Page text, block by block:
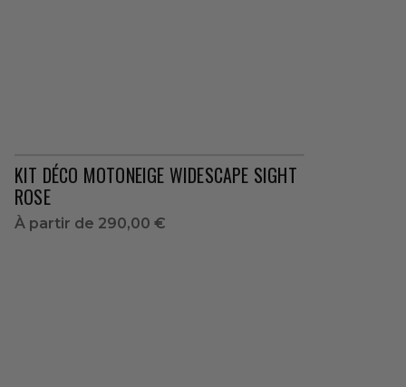
KIT DÉCO MOTONEIGE WIDESCAPE SIGHT
ROSE
À partir de 290,00 €